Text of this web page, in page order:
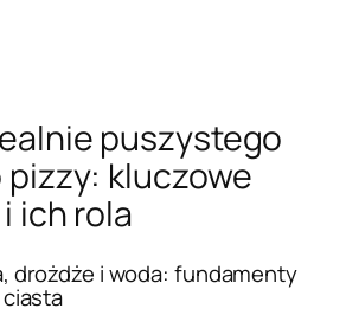
puszystego
kluczowe
ich rola
drożdże i woda: fundamenty